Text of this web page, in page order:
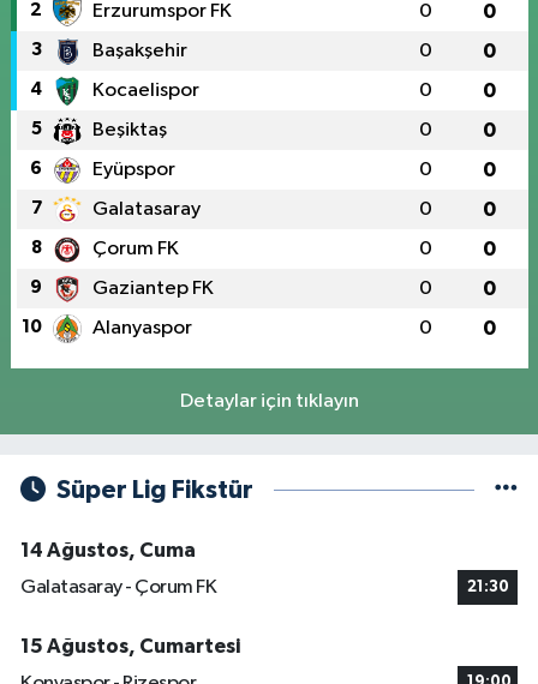
2 Erzurumspor FK 0 0
3 Başakşehir 0 0
4 Kocaelispor 0 0
5 Beşiktaş 0 0
6 Eyüpspor 0 0
7 Galatasaray 0 0
8 Çorum FK 0 0
9 Gaziantep FK 0 0
10 Alanyaspor 0 0
Detaylar için tıklayın
Süper Lig Fikstür
14 Ağustos, Cuma
Galatasaray - Çorum FK
21:30
15 Ağustos, Cumartesi